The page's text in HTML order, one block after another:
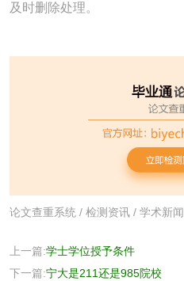
及时删除处理。
论文查重系统 / 检测资讯 / 学术新闻
上一篇:学士学位授予条件
下一篇:宁大是211还是985院校